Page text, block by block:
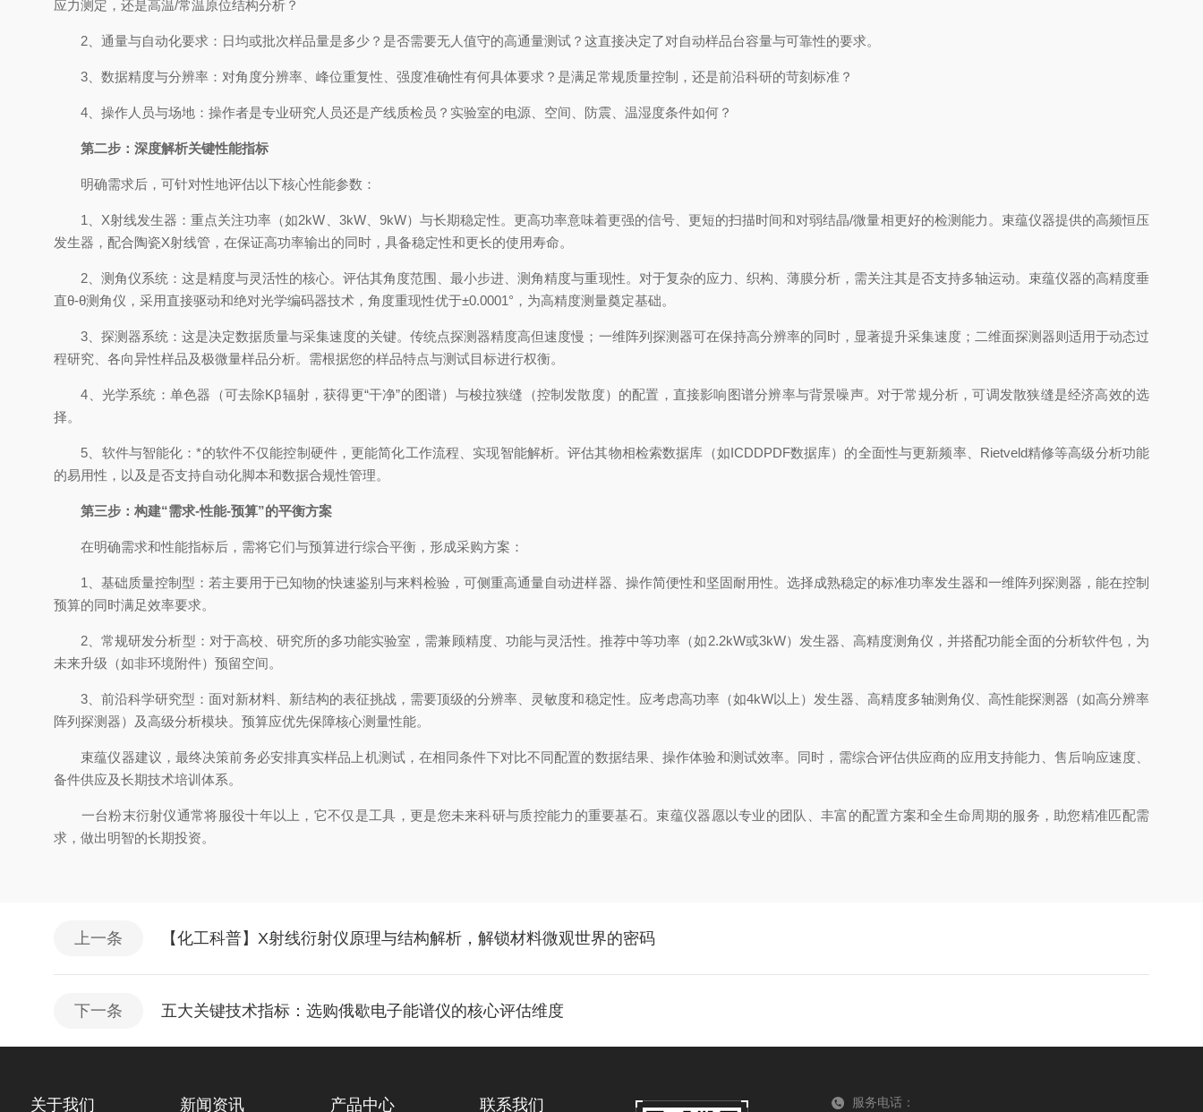
应力测定，还是高温/常温原位结构分析？
2、通量与自动化要求：日均或批次样品量是多少？是否需要无人值守的高通量测试？这直接决定了对自动样品台容量与可靠性的要求。
3、数据精度与分辨率：对角度分辨率、峰位重复性、强度准确性有何具体要求？是满足常规质量控制，还是前沿科研的苛刻标准？
4、操作人员与场地：操作者是专业研究人员还是产线质检员？实验室的电源、空间、防震、温湿度条件如何？
第二步：深度解析关键性能指标
明确需求后，可针对性地评估以下核心性能参数：
1、X射线发生器：重点关注功率（如2kW、3kW、9kW）与长期稳定性。更高功率意味着更强的信号、更短的扫描时间和对弱结晶/微量相更好的检测能力。束蕴仪器提供的高频恒压
发生器，配合陶瓷X射线管，在保证高功率输出的同时，具备稳定性和更长的使用寿命。
2、测角仪系统：这是精度与灵活性的核心。评估其角度范围、最小步进、测角精度与重现性。对于复杂的应力、织构、薄膜分析，需关注其是否支持多轴运动。束蕴仪器的高精度垂
直θ-θ测角仪，采用直接驱动和绝对光学编码器技术，角度重现性优于±0.0001°，为高精度测量奠定基础。
3、探测器系统：这是决定数据质量与采集速度的关键。传统点探测器精度高但速度慢；一维阵列探测器可在保持高分辨率的同时，显著提升采集速度；二维面探测器则适用于动态过
程研究、各向异性样品及极微量样品分析。需根据您的样品特点与测试目标进行权衡。
4、光学系统：单色器（可去除Kβ辐射，获得更“干净”的图谱）与梭拉狭缝（控制发散度）的配置，直接影响图谱分辨率与背景噪声。对于常规分析，可调发散狭缝是经济高效的选
择。
5、软件与智能化：*的软件不仅能控制硬件，更能简化工作流程、实现智能解析。评估其物相检索数据库（如ICDDPDF数据库）的全面性与更新频率、Rietveld精修等高级分析功能
的易用性，以及是否支持自动化脚本和数据合规性管理。
第三步：构建“需求-性能-预算”的平衡方案
在明确需求和性能指标后，需将它们与预算进行综合平衡，形成采购方案：
1、基础质量控制型：若主要用于已知物的快速鉴别与来料检验，可侧重高通量自动进样器、操作简便性和坚固耐用性。选择成熟稳定的标准功率发生器和一维阵列探测器，能在控制
预算的同时满足效率要求。
2、常规研发分析型：对于高校、研究所的多功能实验室，需兼顾精度、功能与灵活性。推荐中等功率（如2.2kW或3kW）发生器、高精度测角仪，并搭配功能全面的分析软件包，为
未来升级（如非环境附件）预留空间。
3、前沿科学研究型：面对新材料、新结构的表征挑战，需要顶级的分辨率、灵敏度和稳定性。应考虑高功率（如4kW以上）发生器、高精度多轴测角仪、高性能探测器（如高分辨率
阵列探测器）及高级分析模块。预算应优先保障核心测量性能。
束蕴仪器建议，最终决策前务必安排真实样品上机测试，在相同条件下对比不同配置的数据结果、操作体验和测试效率。同时，需综合评估供应商的应用支持能力、售后响应速度、
备件供应及长期技术培训体系。
一台粉末衍射仪通常将服役十年以上，它不仅是工具，更是您未来科研与质控能力的重要基石。束蕴仪器愿以专业的团队、丰富的配置方案和全生命周期的服务，助您精准匹配需
求，做出明智的长期投资。
上一条 【化工科普】X射线衍射仪原理与结构解析，解锁材料微观世界的密码
下一条 五大关键技术指标：选购俄歇电子能谱仪的核心评估维度
关于我们 新闻资讯 产品中心 联系我们 服务电话：